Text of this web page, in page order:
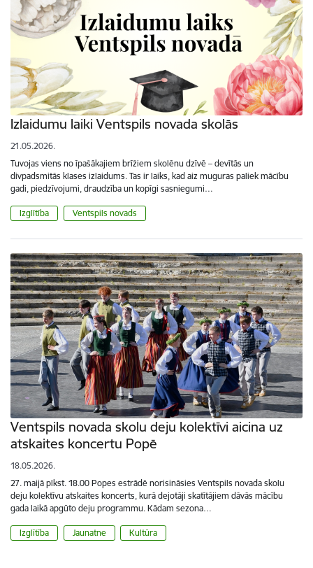
Izlaidumu laiki Ventspils novada skolās
21.05.2026.
Tuvojas viens no īpašākajiem brīžiem skolēnu dzīvē – devītās un
divpadsmitās klases izlaidums. Tas ir laiks, kad aiz muguras paliek mācību
gadi, piedzīvojumi, draudzība un kopīgi sasniegumi…
Izglītība Ventspils novads
Ventspils novada skolu deju kolektīvi aicina uz
atskaites koncertu Popē
18.05.2026.
27. maijā plkst. 18.00 Popes estrādē norisināsies Ventspils novada skolu
deju kolektīvu atskaites koncerts, kurā dejotāji skatītājiem dāvās mācību
gada laikā apgūto deju programmu. Kādam sezona…
Izglītība Jaunatne Kultūra